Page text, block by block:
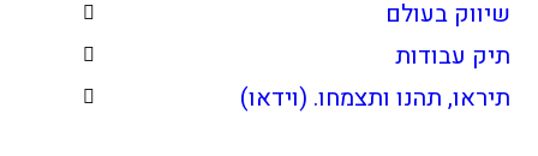
שיווק בעולם
תיק עבודות
תיראו, תהנו ותצמחו. (וידאו)